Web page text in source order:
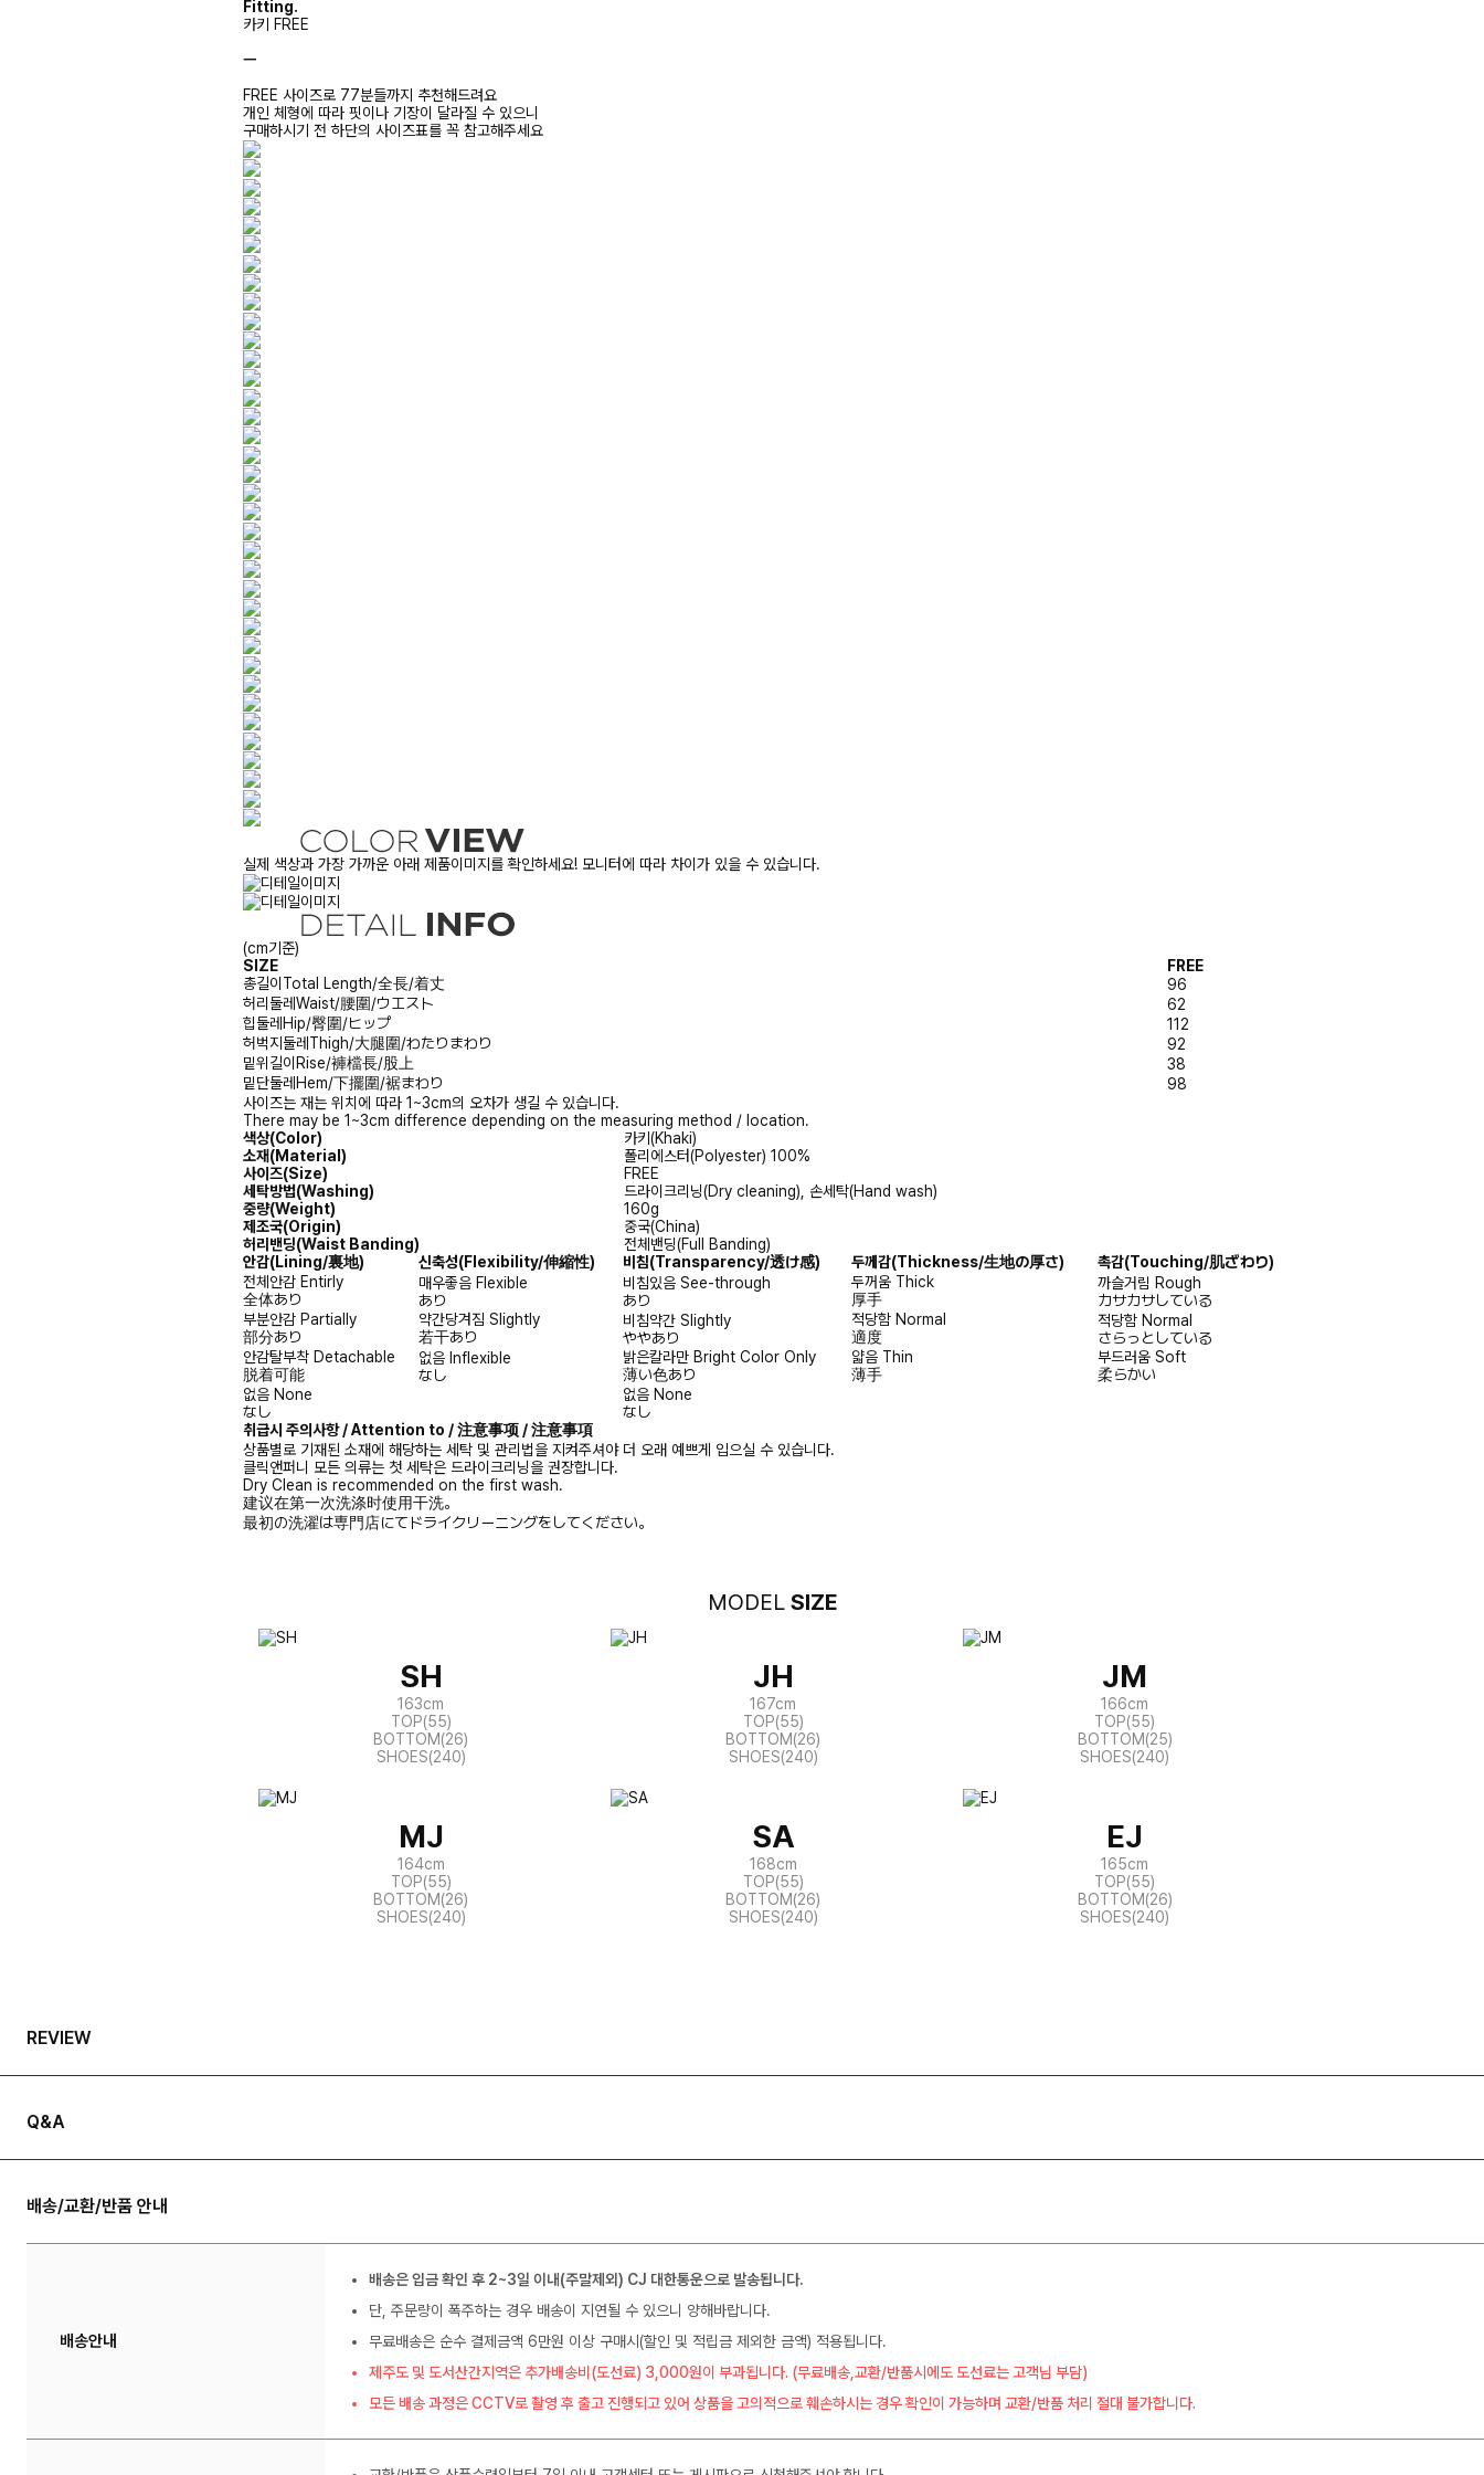
Fitting.
카키 FREE
ㅡ
FREE 사이즈로 77분들까지 추천해드려요
개인 체형에 따라 핏이나 기장이 달라질 수 있으니
구매하시기 전 하단의 사이즈표를 꼭 참고해주세요
실제 색상과 가장 가까운 아래 제품이미지를 확인하세요! 모니터에 따라 차이가 있을 수 있습니다.
(cm기준)
SIZE
FREE
총길이 Total Length/全長/着丈
96
허리둘레Waist/腰圍/ウエスト
62
힙둘레 Hip/臀圍/ヒップ
112
허벅지둘레 Thigh/大腿圍/わたりまわり
92
밑위길이 Rise/褲檔長/股上
38
밑단둘레 Hem/下擺圍/裾まわり
98
사이즈는 재는 위치에 따라 1~3cm의 오차가 생길 수 있습니다.
There may be 1~3cm difference depending on the measuring method / location.
색상(Color)
카키(Khaki)
소재(Material)
폴리에스터(Polyester) 100%
사이즈(Size)
FREE
세탁방법(Washing)
드라이크리닝(Dry cleaning), 손세탁(Hand wash)
중량(Weight)
160g
제조국(Origin)
중국(China)
허리밴딩(Waist Banding)
전체밴딩(Full Banding)
안감(Lining/裏地) 신축성(Flexibility/伸縮性) 비침(Transparency/透け感) 두께감(Thickness/生地の厚さ) 촉감(Touching/肌ざわり)
전체안감 Entirly
全体あり
매우좋음 Flexible
あり
비침있음 See-through
あり
두꺼움 Thick
厚手
까슬거림 Rough
カサカサしている
부분안감 Partially
部分あり
약간당겨짐 Slightly
若干あり
비침약간 Slightly
ややあり
적당함 Normal
適度
적당함 Normal
さらっとしている
안감탈부착 Detachable
脱着可能
없음 Inflexible
なし
밝은칼라만 Bright Color Only
薄い色あり
얇음 Thin
薄手
부드러움 Soft
柔らかい
없음 None
なし
없음 None
なし
취급시 주의사항 / Attention to / 注意事项 / 注意事項
상품별로 기재된 소재에 해당하는 세탁 및 관리법을 지켜주셔야 더 오래 예쁘게 입으실 수 있습니다.
클릭앤퍼니 모든 의류는 첫 세탁은 드라이크리닝을 권장합니다.
Dry Clean is recommended on the first wash.
建议在第一次洗涤时使用干洗。
最初の洗濯は専門店にてドライクリーニングをしてください。
MODEL SIZE
SH
163cm
TOP(55)
BOTTOM(26)
SHOES(240)
JH
167cm
TOP(55)
BOTTOM(26)
SHOES(240)
JM
166cm
TOP(55)
BOTTOM(25)
SHOES(240)
MJ
164cm
TOP(55)
BOTTOM(26)
SHOES(240)
SA
168cm
TOP(55)
BOTTOM(26)
SHOES(240)
EJ
165cm
TOP(55)
BOTTOM(26)
SHOES(240)
REVIEW
Q&A
배송/교환/반품 안내
배송안내
배송은 입금 확인 후 2~3일 이내(주말제외) CJ 대한통운으로 발송됩니다.
단, 주문량이 폭주하는 경우 배송이 지연될 수 있으니 양해바랍니다.
무료배송은 순수 결제금액 6만원 이상 구매시(할인 및 적립금 제외한 금액) 적용됩니다.
제주도 및 도서산간지역은 추가배송비(도선료) 3,000원이 부과됩니다. (무료배송,교환/반품시에도 도선료는 고객님 부담)
모든 배송 과정은 CCTV로 촬영 후 출고 진행되고 있어 상품을 고의적으로 훼손하시는 경우 확인이 가능하며 교환/반품 처리 절대 불가합니다.